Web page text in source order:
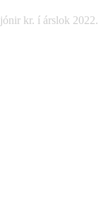
kr. í árslok